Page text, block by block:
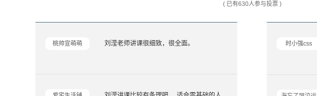
( 已有630人参与投票 )
桃帅宣萌萌 刘滢老师讲课很细致，很全面。 时小强css